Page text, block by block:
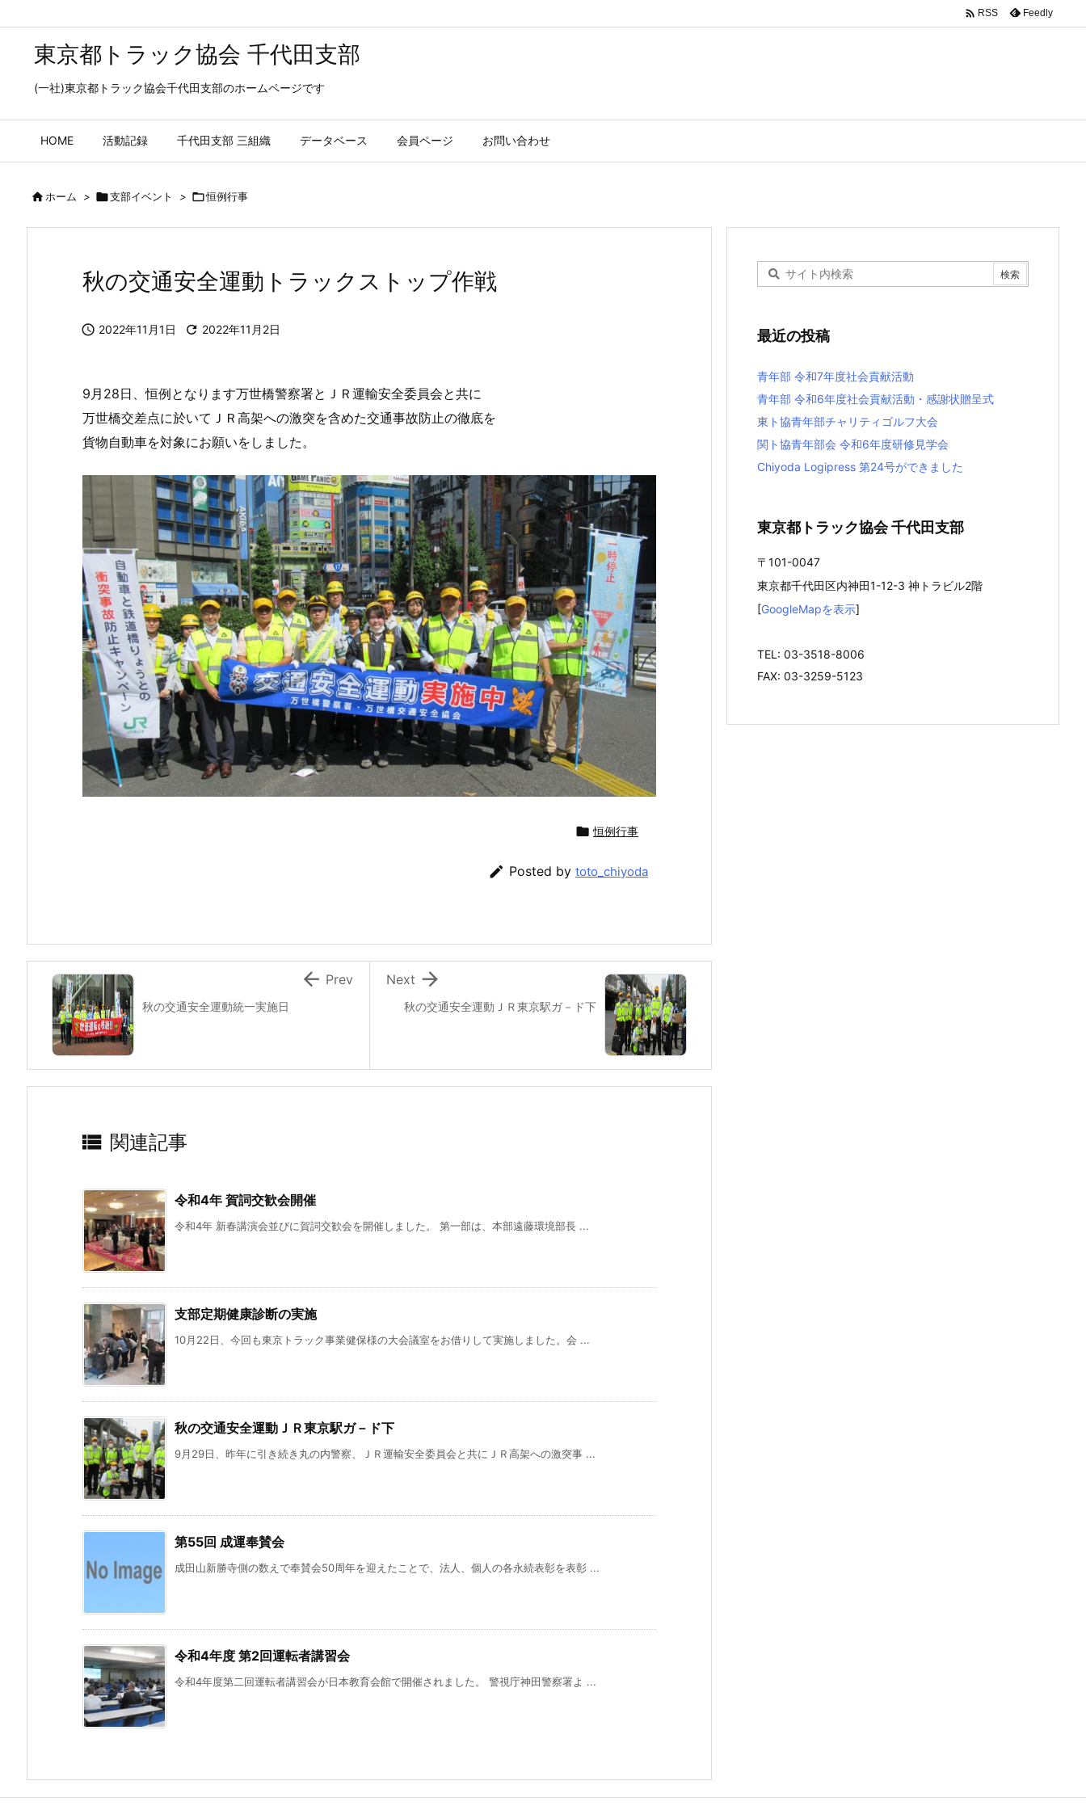
東京都トラック協会 千代田支部
(一社)東京都トラック協会千代田支部のホームページです
HOME 活動記録 千代田支部 三組織 データベース 会員ページ お問い合わせ
 RSS Feedly
ホーム > 支部イベント > 恒例行事
秋の交通安全運動トラックストップ作戦
 2022年11月1日  2022年11月2日
9月28日、恒例となります万世橋警察署とＪＲ運輸安全委員会と共に
万世橋交差点に於いてＪＲ高架への激突を含めた交通事故防止の徹底を
貨物自動車を対象にお願いをしました。
 恒例行事
 Posted by toto_chiyoda
秋の交通安全運動ＪＲ東京駅ガ－ド下

Next
秋の交通安全運動統一実施日
 Prev
 関連記事
令和4年 賀詞交歓会開催
令和4年 新春講演会並びに賀詞交歓会を開催しました。 第一部は、本部遠藤環境部長 ...
支部定期健康診断の実施
10月22日、今回も東京トラック事業健保様の大会議室をお借りして実施しました。会 ...
秋の交通安全運動ＪＲ東京駅ガ－ド下
9月29日、昨年に引き続き丸の内警察、ＪＲ運輸安全委員会と共にＪＲ高架への激突事 ...
第55回 成運奉賛会
成田山新勝寺側の数えで奉賛会50周年を迎えたことで、法人、個人の各永続表彰を表彰 ...
令和4年度 第2回運転者講習会
令和4年度第二回運転者講習会が日本教育会館で開催されました。 警視庁神田警察署よ ...
最近の投稿
青年部 令和7年度社会貢献活動
青年部 令和6年度社会貢献活動・感謝状贈呈式
東ト協青年部チャリティゴルフ大会
関ト協青年部会 令和6年度研修見学会
Chiyoda Logipress 第24号ができました
東京都トラック協会 千代田支部
〒101-0047
東京都千代田区内神田1-12-3 神トラビル2階
[GoogleMapを表示]
TEL: 03-3518-8006
FAX: 03-3259-5123